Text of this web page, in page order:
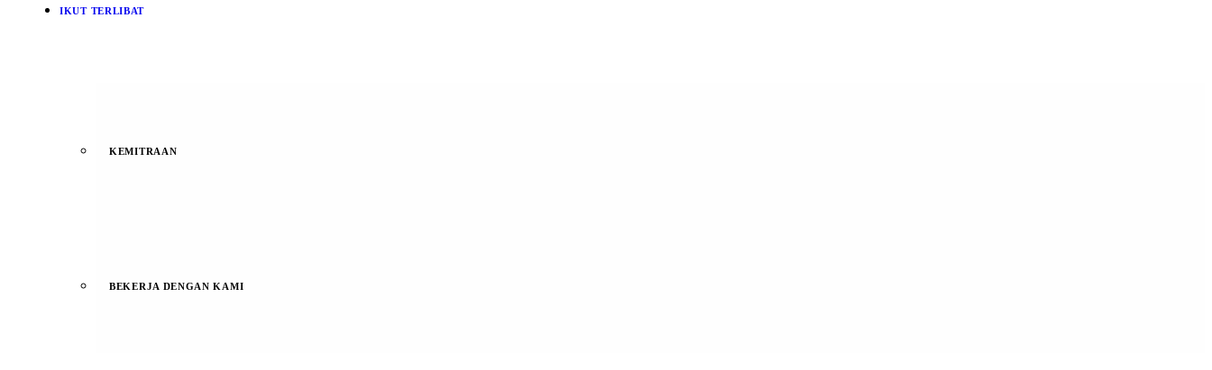
IKUT TERLIBAT
KEMITRAAN
BEKERJA DENGAN KAMI